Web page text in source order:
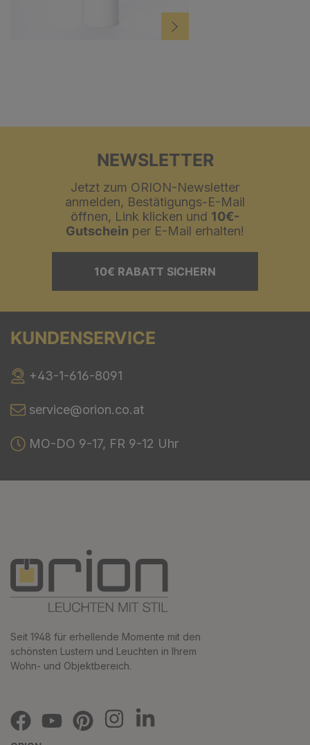
NEWSLETTER
Jetzt zum ORION-Newsletter
anmelden, Bestätigungs-E-Mail
öffnen, Link klicken und 10€-
Gutschein per E-Mail erhalten!
10€ RABATT SICHERN
KUNDENSERVICE
+43-1-616-8091
service@orion.co.at
MO-DO 9-17, FR 9-12 Uhr
Seit 1948 für erhellende Momente mit den
schönsten Lustern und Leuchten in Ihrem
Wohn- und Objektbereich.